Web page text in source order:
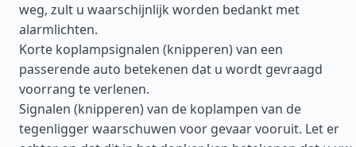
weg, zult u waarschijnlijk worden bedankt met
alarmlichten.
Korte koplampsignalen (knipperen) van een
passerende auto betekenen dat u wordt gevraagd
voorrang te verlenen.
Signalen (knipperen) van de koplampen van de
tegenligger waarschuwen voor gevaar vooruit. Let er